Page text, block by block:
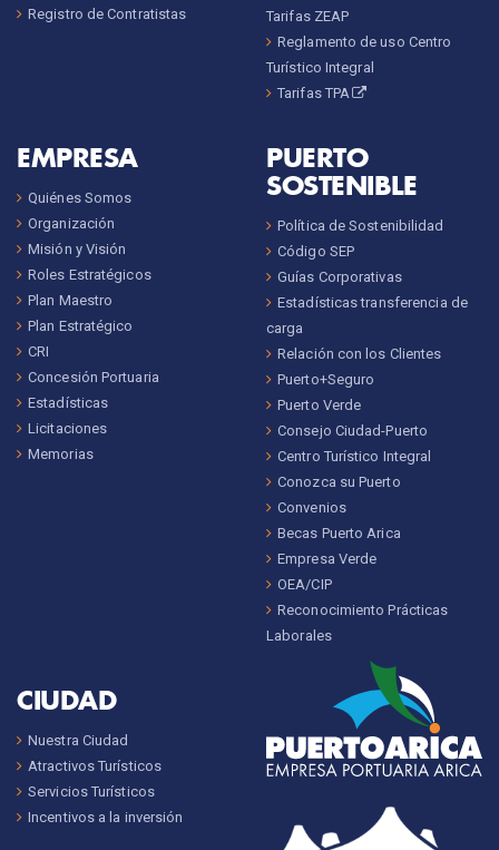
Registro de Contratistas
Tarifas ZEAP
Reglamento de uso Centro
Turístico Integral
Tarifas TPA
EMPRESA
Quiénes Somos
Organización
Misión y Visión
Roles Estratégicos
Plan Maestro
Plan Estratégico
CRI
Concesión Portuaria
Estadísticas
Licitaciones
Memorias
PUERTO
SOSTENIBLE
Política de Sostenibilidad
Código SEP
Guías Corporativas
Estadísticas transferencia de
carga
Relación con los Clientes
Puerto+Seguro
Puerto Verde
Consejo Ciudad-Puerto
Centro Turístico Integral
Conozca su Puerto
Convenios
Becas Puerto Arica
Empresa Verde
OEA/CIP
Reconocimiento Prácticas
Laborales
CIUDAD
Nuestra Ciudad
Atractivos Turísticos
Servicios Turísticos
Incentivos a la inversión